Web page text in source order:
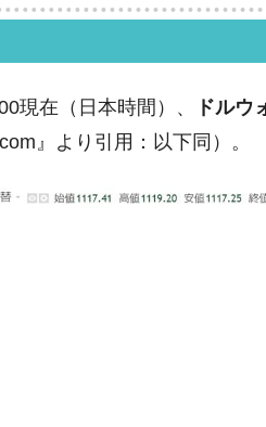
が「丸刈りになって抗議活動」
輸出を異常増加させる ⇒ 中国の
】韓国消費者院が『クーパン』
搭載の次世代駆逐艦「KDDX」1
ォン安が急進！ 日米の協調に韓
』車への補助金を全廃 ⇒ 実は韓
現在（日本時間）、 ドルウ
』より引用：以下同）。